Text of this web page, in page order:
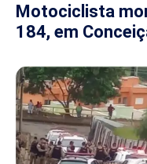
Motociclista
184, em